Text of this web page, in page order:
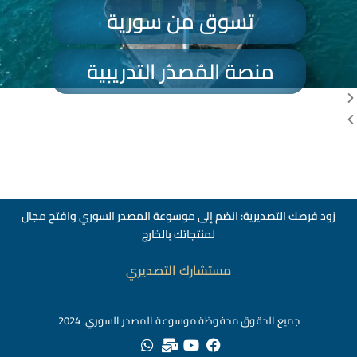
تسوق من سورية
منصة المُصدّر التدريبية
زود فرصك التصديرية: انضم إلى موسوعة المصدر السوري وافتح مجال
لمنتجاتك بالخارج
مستشارك التصديري
جميع الحقوق محفوظة موسوعة المصدر السوري 2024